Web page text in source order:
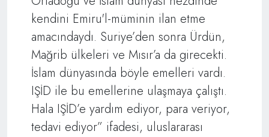
kendini Emiru'l-müminin ilan etme
amacındaydı. Suriye’den sonra Ürdün,
Mağrib ülkeleri ve Mısır’a da girecekti.
İslam dünyasında böyle emelleri vardı.
IŞİD ile bu emellerine ulaşmaya çalıştı.
Hala IŞİD’e yardım ediyor, para veriyor,
tedavi ediyor” ifadesi, uluslararası